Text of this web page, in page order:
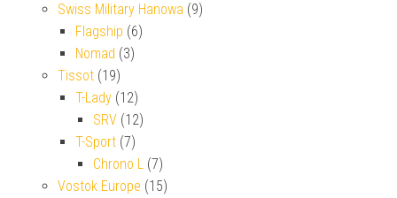
Swiss Military Hanowa (9)
Flagship (6)
Nomad (3)
Tissot (19)
T-Lady (12)
SRV (12)
T-Sport (7)
Chrono L (7)
Vostok Europe (15)